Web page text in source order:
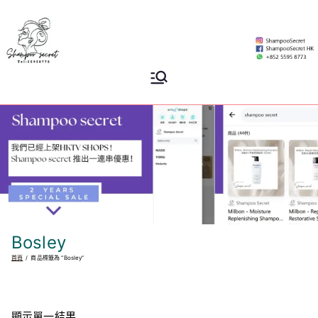
content
Secret
香港專業洗頭水專門店
Bosley
首頁 商品標籤為 “Bosley”